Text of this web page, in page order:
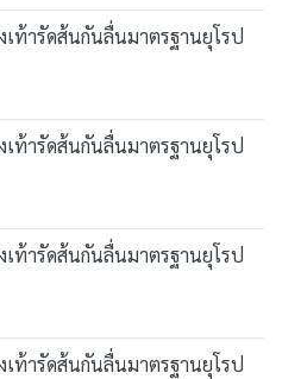
เท้ารัดส้นกันลื่นมาตรฐานยุโรป
เท้ารัดส้นกันลื่นมาตรฐานยุโรป
เท้ารัดส้นกันลื่นมาตรฐานยุโรป
เท้ารัดส้นกันลื่นมาตรฐานยุโรป